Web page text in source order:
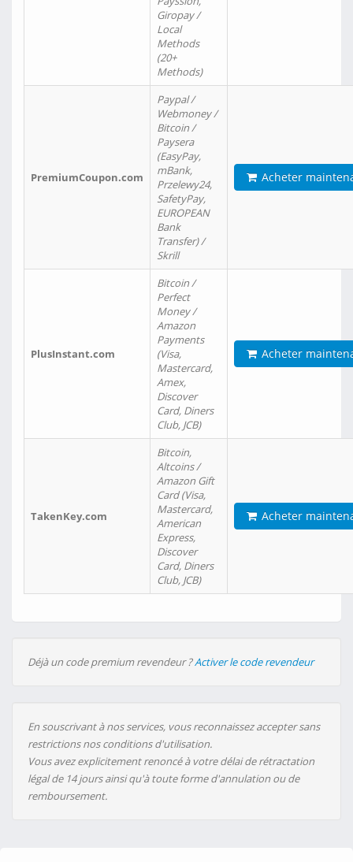
Giropay /
Local
Methods
(20+
Methods)
PremiumCoupon.com
Paypal /
Webmoney /
Bitcoin /
Paysera
(EasyPay,
mBank,
Przelewy24,
SafetyPay,
EUROPEAN
Bank
Transfer) /
Skrill
Acheter
PlusInstant.com
Bitcoin /
Perfect
Money /
Amazon
Payments
(Visa,
Mastercard,
Amex,
Discover
Card, Diners
Club, JCB)
Acheter
TakenKey.com
Bitcoin,
Altcoins /
Amazon Gift
Card (Visa,
Mastercard,
American
Express,
Discover
Card, Diners
Club, JCB)
Acheter
Déjà un code premium revendeur ?Activer le code revendeur
En souscrivant à nos services, vous reconnaissez accepter sans
restrictions nos conditions d'utilisation.
Vous avez explicitement renoncé à votre délai de rétractation
légal de 14 jours ainsi qu'à toute forme d'annulation ou de
remboursement.